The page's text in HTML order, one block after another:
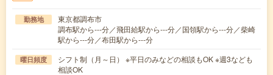
勤務地
東京都調布市
調布駅から---分／飛田給駅から---分／国領駅から---分／柴崎
駅から---分／布田駅から---分
曜日頻度
シフト制（月～日） ※平日のみなどの相談もOK ※週3なども
相談OK